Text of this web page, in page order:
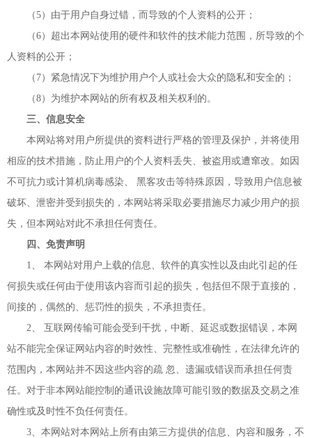
（5）由于用户自身过错，而导致的个人资料的公开；
（6）超出本网站使用的硬件和软件的技术能力范围，所导致的个
人资料的公开；
（7）紧急情况下为维护用户个人或社会大众的隐私和安全的；
（8）为维护本网站的所有权及相关权利的。
三、信息安全
本网站将对用户所提供的资料进行严格的管理及保护，并将使用
相应的技术措施，防止用户的个人资料丢失、被盗用或遭窜改。如因
不可抗力或计算机病毒感染、 黑客攻击等特殊原因，导致用户信息被
破坏、泄密并受到损失的，本网站将采取必要措施尽力减少用户的损
失，但本网站对此不承担任何责任。
四、免责声明
1、 本网站对用户上载的信息、软件的真实性以及由此引起的任
何损失或任何由于使用该内容而引起的损失，包括但不限于直接的，
间接的，偶然的、惩罚性的损失，不承担责任。
2、 互联网传输可能会受到干扰，中断、延迟或数据错误，本网
站不能完全保证网站内容的时效性、完整性或准确性，在法律允许的
范围内，本网站并不因这些内容的疏 忽、遗漏或错误而承担任何责
任。对于非本网站能控制的通讯设施故障可能引致的数据及交易之准
确性或及时性不负任何责任。
3、本网站对本网站上所有由第三方提供的信息、内容和服务，不